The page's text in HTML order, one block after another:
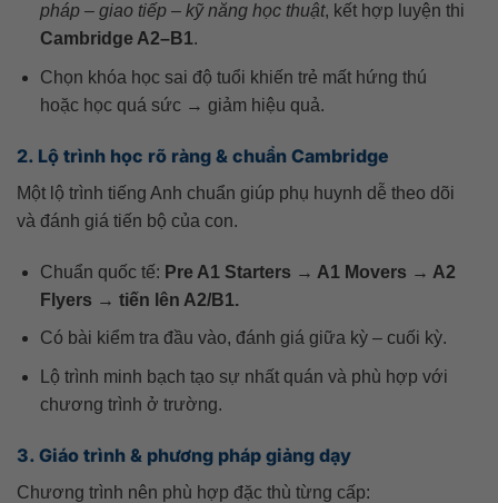
pháp – giao tiếp – kỹ năng học thuật, kết hợp luyện thi
Cambridge A2–B1.
Chọn khóa học sai độ tuổi khiến trẻ mất hứng thú
hoặc học quá sức → giảm hiệu quả.
2. Lộ trình học rõ ràng & chuẩn Cambridge
Một lộ trình tiếng Anh chuẩn giúp phụ huynh dễ theo dõi
và đánh giá tiến bộ của con.
Chuẩn quốc tế: Pre A1 Starters → A1 Movers → A2
Flyers → tiến lên A2/B1.
Có bài kiểm tra đầu vào, đánh giá giữa kỳ – cuối kỳ.
Lộ trình minh bạch tạo sự nhất quán và phù hợp với
chương trình ở trường.
3. Giáo trình & phương pháp giảng dạy
Chương trình nên phù hợp đặc thù từng cấp: